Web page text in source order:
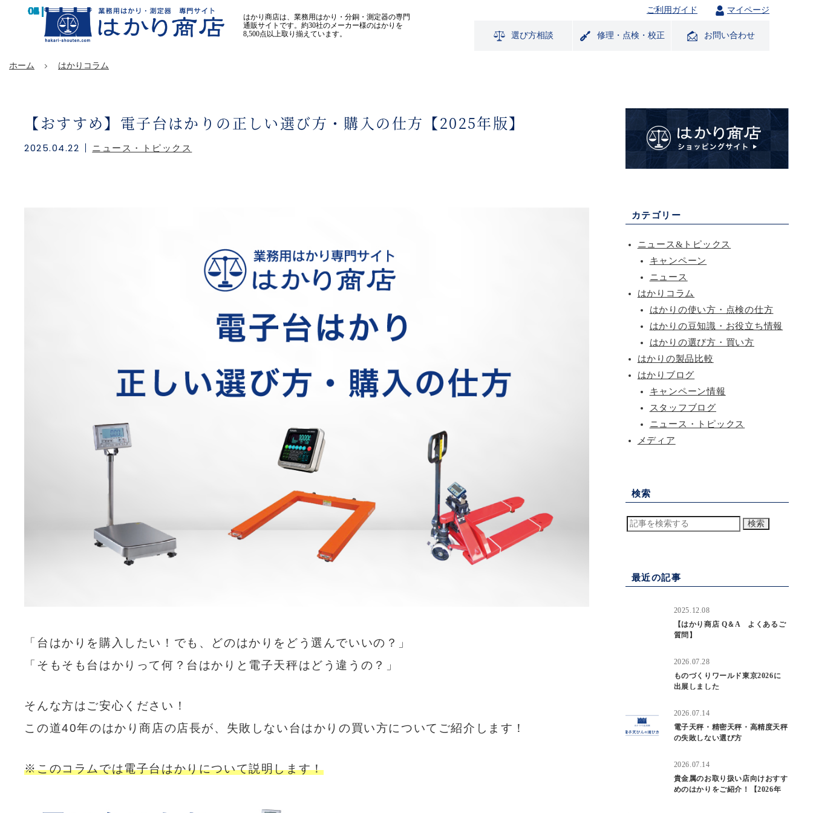
はかり商店は、業務用はかり・分銅・測定器の専門
通販サイトです。約30社のメーカー様のはかりを
8,500点以上取り揃えています。
ご利用ガイド マイページ
選び方相談 修理・点検・校正 お問い合わせ
ホーム はかりコラム
【おすすめ】電子台はかりの正しい選び方・購入の仕方【2025年版】
2025.04.22 ニュース・トピックス
「台はかりを購入したい！でも、どのはかりをどう選んでいいの？」
「そもそも台はかりって何？台はかりと電子天秤はどう違うの？」
そんな方はご安心ください！
この道40年のはかり商店の店長が、 失敗しない台はかりの買い方についてご紹介します！
※このコラムでは電子台はかりについて説明します！
カテゴリー
ニュース&トピックス
キャンペーン
ニュース
はかりコラム
はかりの使い方・点検の仕方
はかりの豆知識・お役立ち情報
はかりの選び方・買い方
はかりの製品比較
はかりブログ
キャンペーン情報
スタッフブログ
ニュース・トピックス
メディア
検索
最近の記事
2025.12.08
【はかり商店 Q＆A よくあるご
質問】
2026.07.28
ものづくりワールド東京2026に
出展しました
2026.07.14
電子天秤・精密天秤・高精度天秤
の失敗しない選び方
2026.07.14
貴金属のお取り扱い店向けおすす
めのはかりをご紹介！【2026年